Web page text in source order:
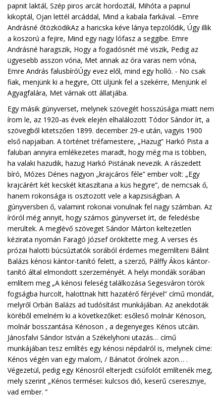
papnit laktál, Szép piros arcát hordoztál, Mihóta a papnul
kikoptál, Ojan lettél arcáddal, Mind a kabala farkával. –Emre
Andrásné őtözködikAz a haricska kéve lánya tepzölődik, Úgy illik
a koszorú a fejire, Mind egy nagy lófasz a seggibe. Emre
Andrásné haragszik, Hogy a fogadósnét mé viszik, Pedig az
ügyesebb asszon vóna, Met annak az óra varas nem vóna,
Emre András falusbíróÚgy evez elől, mind egy holló. - No csak
fiak, menjünk ki a hegyre, Ott üljünk fel a szekérre, Menjünk el
Agyagfalára, Met várnak ott állatjába.
Egy másik gúnyverset, melynek szövegét hosszúsága miatt nem
írom le, az 1920-as évek elején elhalálozott Tódor Sándor írt, a
szövegből kitetszően 1899. december 29-e után, vagyis 1900
első napjaiban. A történet tréfamestere, „Hazug” Harkó Pista a
faluban annyira emlékezetes maradt, hogy még ma is többen,
ha valaki hazudik, hazug Harkó Pistának nevezik. A rászedett
bíró, Mózes Dénes nagyon „krajcáros féle” ember volt: „Egy
krajcárért két kecskét kitaszítana a küs hegyre”, de nemcsak ő,
hanem rokonsága is osztozott vele a kapzsiságban. A
gúnyversben ő, valamint rokonai vonulnak fel nagy számban. Az
íróról még annyit, hogy számos gúnyverset írt, de feledésbe
merültek. A meglévő szöveget Sándor Márton keltezetlen
kézirata nyomán Faragó József örökítette meg. A verses és
prózai halotti búcsúztatók sorából érdemes megemlíteni Bálint
Balázs kénosi kántor-tanító felett, a szerző, Pálffy Ákos kántor-
tanító által elmondott szerzeményét. A helyi mondák sorában
említem meg „A kénosi feleség találkozása Segesváron török
fogságba hurcolt, halottnak hitt hazatérő férjével” című mondát,
melyről Orbán Balázs ad tudósítást munkájában. Az anekdoták
köréből emelném ki a következőket: esőleső molnár Kénoson,
molnár bosszantása Kénoson , a degenyeges Kénos utcáin.
Jánosfalvi Sándor István a Székelyhoni utazás… című
munkájában tesz említés egy kénosi népdalról is, melynek címe:
Kénos végén van egy malom, / Bánatot őrölnek azon… .
Végezetül, pedig egy Kénosról elterjedt csúfolót említenék meg,
mely szerint „Kénos termései: kulcsos dió, keserű cseresznye,
vad ember. ”